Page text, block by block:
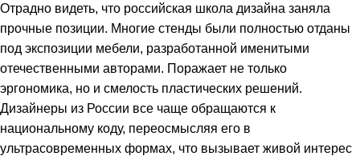
Отрадно видеть, что российская школа дизайна заняла
прочные позиции. Многие стенды были полностью отданы
под экспозиции мебели, разработанной именитыми
отечественными авторами. Поражает не только
эргономика, но и смелость пластических решений.
Дизайнеры из России все чаще обращаются к
национальному коду, переосмысляя его в
ультрасовременных формах, что вызывает живой интерес